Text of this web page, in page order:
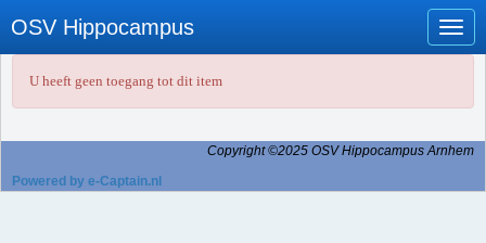
OSV Hippocampus
U heeft geen toegang tot dit item
Copyright ©2025 OSV Hippocampus Arnhem
Powered by e-Captain.nl